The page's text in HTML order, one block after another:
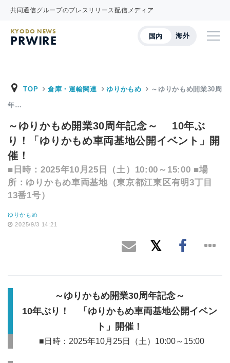
共同通信グループのプレスリリース配信メディア
国内 海外
KYODO NEWS
PRWIRE
TOP 倉庫・運輸関連 ゆりかもめ ～ゆりかもめ開業30周
年…
～ゆりかもめ開業30周年記念～ 10年ぶ
り！「ゆりかもめ車両基地公開イベント」開
催！
■日時：2025年10月25日（土）10:00～15:00 ■場
所：ゆりかもめ車両基地（東京都江東区有明3丁目
13番1号）
ゆりかもめ
2025/9/3 14:21
～ゆりかもめ開業30周年記念～
10年ぶり！ 「ゆりかもめ車両基地公開イベン
ト」開催！
■日時：2025年10月25日（土）10:00～15:00